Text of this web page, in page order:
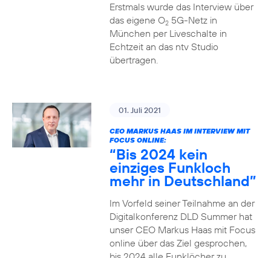
Erstmals wurde das Interview über
das eigene O25G-Netz in
München per Liveschalte in
Echtzeit an das ntv Studio
übertragen.
01. Juli 2021
CEO MARKUS HAAS IM INTERVIEW MIT
FOCUS ONLINE:
“Bis 2024 kein
einziges Funkloch
mehr in Deutschland”
Im Vorfeld seiner Teilnahme an der
Digitalkonferenz DLD Summer hat
unser CEO Markus Haas mit Focus
online über das Ziel gesprochen,